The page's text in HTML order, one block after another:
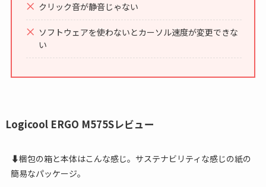
クリック音が静音じゃない
ソフトウェアを使わないとカーソル速度が変更できな
い
Logicool ERGO M575Sレビュー
⬇︎梱包の箱と本体はこんな感じ。サステナビリティな感じの紙の
簡易なパッケージ。